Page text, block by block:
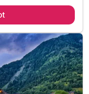
Katschberg.1640
Katschberg.1640